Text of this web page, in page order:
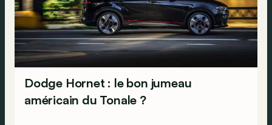
Dodge Hornet : le bon jumeau
américain du Tonale ?